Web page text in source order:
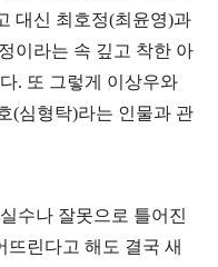
대신 최호정(최윤영)과
이라는 속 깊고 착한 아
. 또 그렇게 이상우와
(심형탁)라는 인물과 관
수나 잘못으로 틀어진
뜨린다고 해도 결국 새